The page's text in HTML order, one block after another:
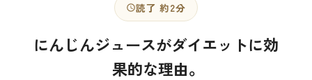
読了 約2分
にんじんジュースがダイエットに効
果的な理由。